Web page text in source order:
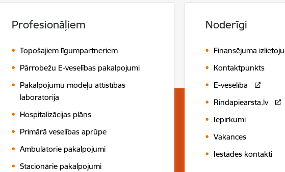
Profesionāļiem
Topošajiem līgumpartneriem
Pārrobežu E-veselības pakalpojumi
Pakalpojumu modeļu attīstības
laboratorija
Hospitalizācijas plāns
Primārā veselības aprūpe
Ambulatorie pakalpojumi
Stacionārie pakalpojumi
Noderīgi
Finansējuma
Kontaktpunkts
E-veselība
Rindapiearsta.lv
Iepirkumi
Vakances
Iestādes kontakti